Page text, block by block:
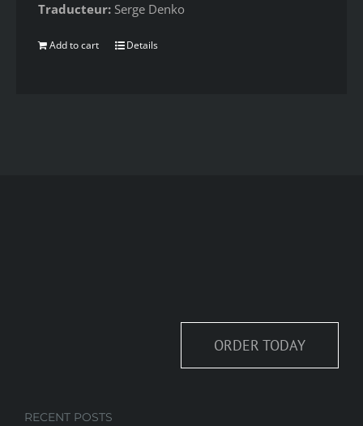
Traducteur: Serge Denko
Add to cart Details
ORDER TODAY
RECENT POSTS